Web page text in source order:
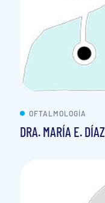
OFTALMOLOGÍA
DRA. MARÍA E. DÍAZ